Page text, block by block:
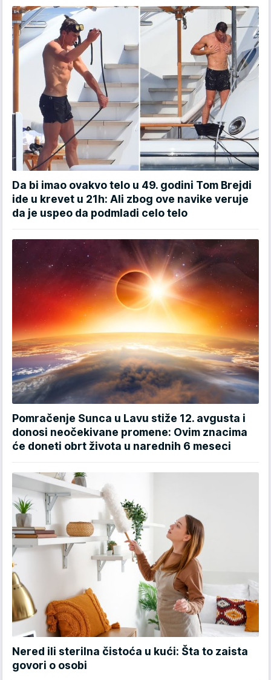
Da bi imao ovakvo telo u 49. godini Tom Brejdi
ide u krevet u 21h: Ali zbog ove navike veruje
da je uspeo da podmladi celo telo
Pomračenje Sunca u Lavu stiže 12. avgusta i
donosi neočekivane promene: Ovim znacima
će doneti obrt života u narednih 6 meseci
Nered ili sterilna čistoća u kući: Šta to zaista
govori o osobi